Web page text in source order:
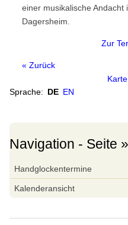
Europa
Nordamerika
Asien
Internationale
Glossar
Wörterbuch
einer musikalische Andacht
Dagersheim.
Zur
« Zurück
Sprache: DE EN
Navigation - Seite
überspringen
Handglockentermine
Kalenderansicht